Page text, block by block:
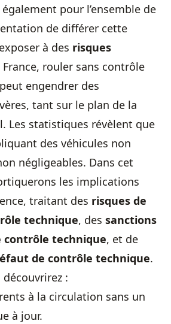
pour l’ensemble de
de différer cette
à des risques
France, rouler sans contrôle
engendrer des
tant sur le plan de la
Les statistiques révèlent que
des véhicules non
négligeables. Dans cet
les implications
traitant des risques de
technique, des sanctions
contrôle technique, et de
de contrôle technique.
:
à la circulation sans un
à jour.